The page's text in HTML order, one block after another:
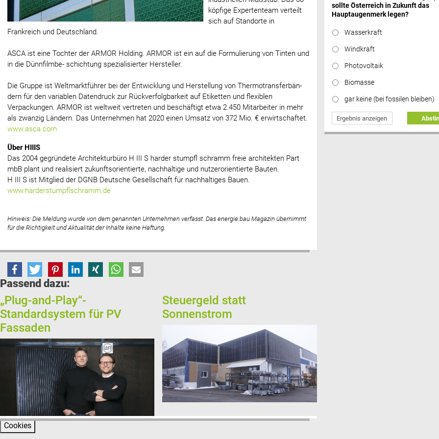
köpfige Expertenteam verteilt
sich auf Standorte in
Frankreich und Deutschland.
ASCA ist eine Tochter der ARMOR Holding. ARMOR ist ein auf die Formulierung von Tinten und
in die Dünnfilmbe- schichtung spezialisierter Hersteller.
Die Gruppe ist Weltmarktführer bei der Entwicklung und Herstellung von Thermotransferbän-
dern für den variablen Datendruck zur Rückverfolgbarkeit auf Etiketten und flexiblen
Verpackungen. ARMOR ist weltweit vertreten und beschäftigt etwa 2.450 Mitarbeiter in mehr
als zwanzig Ländern. Das Unternehmen hat 2020 einen Umsatz von 372 Mio. € erwirtschaftet.
www.asca.com
Über HIIIS
Das 2004 gegründete Architekturbüro H III S harder stumpfl schramm freie architekten Part
mbB plant und realisiert zukunftsorientierte, nachhaltige und nutzerorientierte Bauten.
H III S ist Mitglied der DGNB Deutsche Gesellschaft für nachhaltiges Bauen.
www.harderstumpflschramm.de
Hinweis: Die Meldung wurde von dem genannten Unternehmen verfasst. Das energie:bau Magazin übernimmt
für die Richtigkeit und Aktualität der Inhalte keine Haftung.
Passend dazu:
„Plug-and-Play“-
Standardsystem für PV
Fassaden
Steuergeld statt
Sonnenstrom
sollte Österreich in Zukunft das
Hauptaugenmerk legen?
Wasserkraft
Windkraft
Photovoltaik
Biomasse
gar keine (bei fossilen bleiben)
Ergebnis anzeigen
Cookies